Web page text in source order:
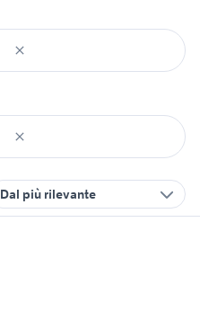
Dal più rilevante